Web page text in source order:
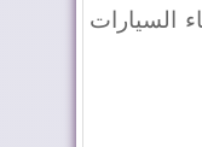
السيارات